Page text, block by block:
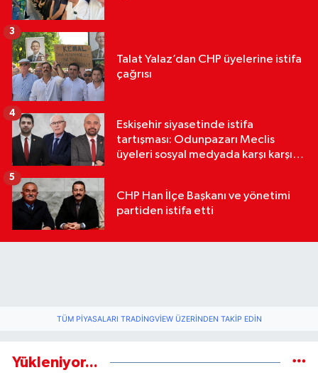
Talat Yalaz’dan CHP üyelerine istifa
çağrısı
3
Eskişehir siyasetinde istifa
tartışması: Odunpazarı Meclis
üyeleri sosyal medyada karşı karşıya
4
CHP Han İlçe Başkanı ve yönetimi
partiden istifa etti
5
TÜM PIYASALARI TRADINGVIEW ÜZERINDEN TAKIP EDIN
Yükleniyor...